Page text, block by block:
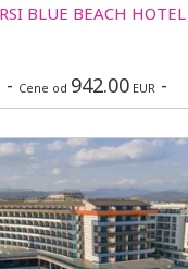
BLUE BEACH HOTEL
- Cene od 942.00EUR-